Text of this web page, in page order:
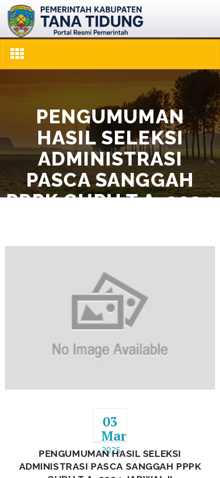
Toggle
navigation
PENGUMUMAN
HASIL SELEKSI
ADMINISTRASI
PASCA SANGGAH
PPPK GURU T.A. 2024
03
Mar
2025
PENGUMUMAN HASIL SELEKSI
ADMINISTRASI PASCA SANGGAH PPPK